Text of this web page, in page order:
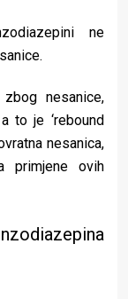
ne
nesanice,
to je ‘rebound
nesanica,
primjene ovih